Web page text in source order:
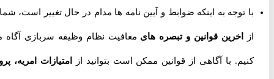
با توجه به اینکه ضوابط و آیین نامه ها مدام در حال تغییر است، شما را
اخرین قوانین و تبصره هایمعافیت نظام وظیفه سربازی آگاه می
کنیم. با آگاهی از قوانین ممکن است بتوانید ازامتیازات امریه، پروژه